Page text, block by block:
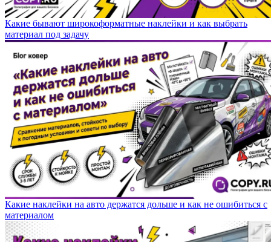
Какие бывают широкоформатные наклейки и как выбрать
материал под задачу
Какие наклейки на авто держатся дольше и как не ошибиться с
материалом